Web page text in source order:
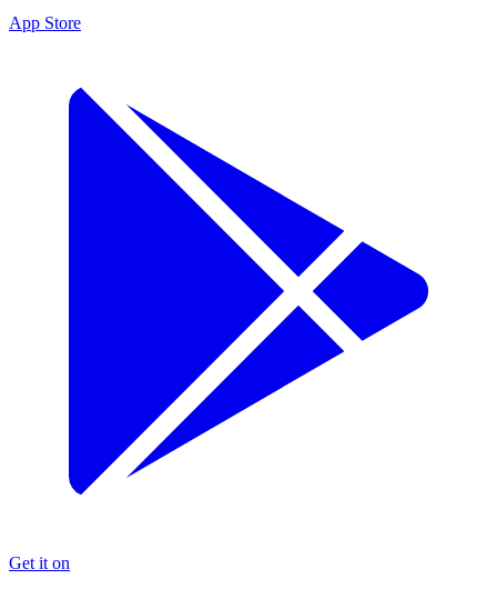
App Store
Get it on